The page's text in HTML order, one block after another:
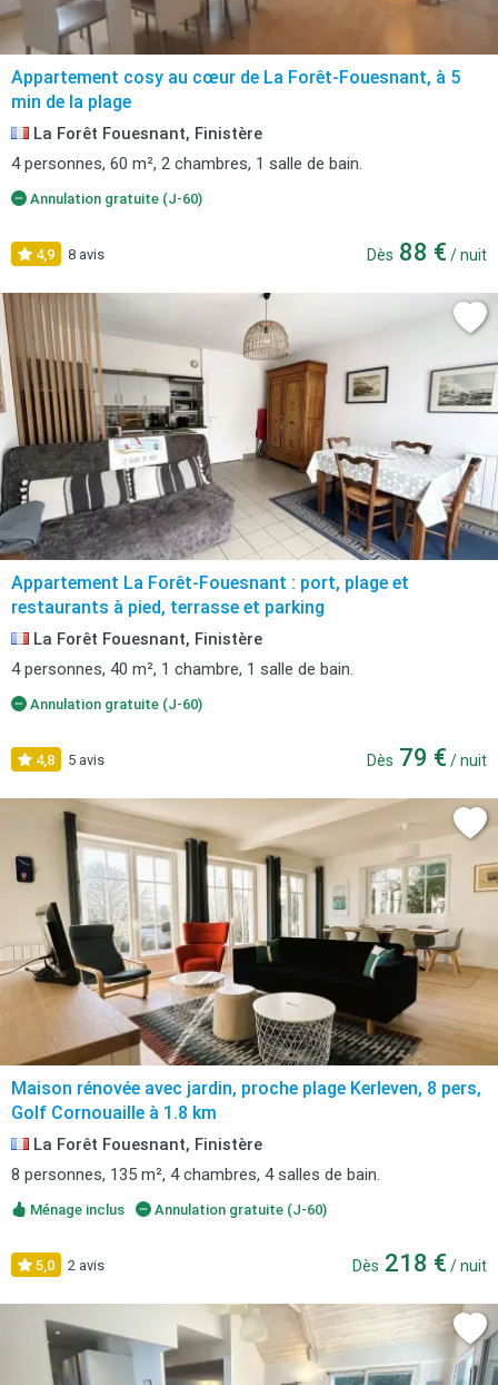
Appartement cosy au cœur de La Forêt-Fouesnant, à 5
min de la plage
La Forêt Fouesnant, Finistère
4 personnes, 60 m², 2 chambres, 1 salle de bain.
Annulation gratuite (J-60)
4,9 8 avis Dès 88 € / nuit
Appartement La Forêt-Fouesnant : port, plage et
restaurants à pied, terrasse et parking
La Forêt Fouesnant, Finistère
4 personnes, 40 m², 1 chambre, 1 salle de bain.
Annulation gratuite (J-60)
4,8 5 avis Dès 79 € / nuit
Maison rénovée avec jardin, proche plage Kerleven, 8 pers,
Golf Cornouaille à 1.8 km
La Forêt Fouesnant, Finistère
8 personnes, 135 m², 4 chambres, 4 salles de bain.
Ménage inclus Annulation gratuite (J-60)
5,0 2 avis Dès 218 € / nuit